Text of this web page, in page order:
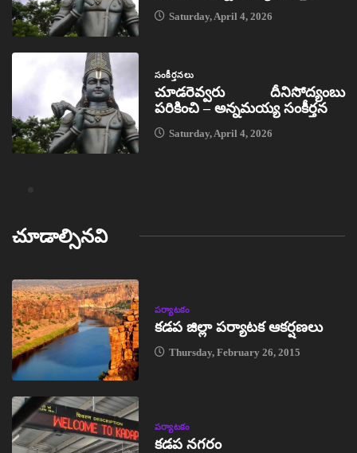
Saturday, April 4, 2026
సంకీర్తనలు
చూడరెవ్వరు దీనిసోద్యంబు
పరికించి – అన్నమయ్య సంకీర్తన
Saturday, April 4, 2026
చూడాల్సినవి
పర్యాటకం
కడప జిల్లా పర్యాటక ఆకర్షణలు
Thursday, February 26, 2015
పర్యాటకం
కడప నగరం